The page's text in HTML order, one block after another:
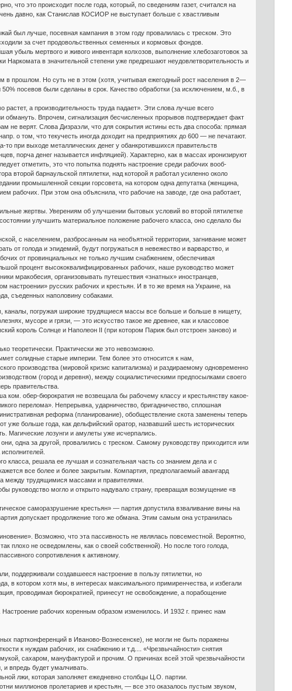
что это происходит после года, который, по сведениям газет, считался на
давно, как Станислав КОСИОР не выступает больше с хвастливым
был лучше, посевная кампания в этом году провалилась с треском. Это
за счет продовольственных семенных и кормовых фондов.
мертвого и живого инвентаря колхозов, выполнение хлебозаготовок за
в значительной степени уже предрешают неудовлетворительность и
в прошлом. Но суть не в этом (хотя, учитывая ежегодный рост населения в 2—
посевов были сделаны в срок. Качество обработки (за исключением, м.б., в
а производительность труда падает». Эти слова лучше всего
Впрочем, сигнализация бесчисленных прорывов подтверждает факт
не верят. Слова Дизраэли, что для сокрытия истины есть два способа: прямая
о том, что текучесть иногда доходит на предприятиях до 600 — не печатают.
при выходе металлических денег у обанкротившихся правительств
порча денег называется инфляцией). Характерно, как в массах иронизируют
отметить, это что попытка поднять настроение среди рабочих вооб-
второй барнаульской пятилетки, над которой я работал усиленно около
промышленной секции горсовета, на котором одна депутатка (женщина,
рабочих. При этом она объяснила, что рабочие на заводе, где она работает,
жертвы. Уверениям об улучшении бытовых условий во второй пятилетке
улучшить материальное положение рабочего класса, оно сделало бы
с населением, разбросанным на необъятной территории, загнивание может
от голода и эпидемий, будут погружаться в невежество и варварство, и
от провинциальных не только лучшим снабжением, обеспечивая
процент высококвалифицированных рабочих, наше руководство может
мракобесия, организовывать путешествия «знатных» иностранцев,
настроении» русских рабочих и крестьян. И в то же время на Украине, на
съеденных наполовину собаками.
каналы, погружая широкие трудящиеся массы все больше и больше в нищету,
мусоре и грязи, — это искусство такое же древнее, как и классовое
король Солнце и Наполеон II (при котором Париж был отстроен заново) и
теоретически. Практически же это невозможно.
солидные старые империи. Тем более это относится к нам,
производства (мировой кризис капитализма) и раздираемому одновременно
(город и деревня), между социалистическими предпосылками своего
правительства.
ком. обер-бюрократия не возвещала бы рабочему классу и крестьянству какое-
перелома». Непрерывка, ударничество, бригадничество, сплошная
реформа (планирование), обобществление скота заменены теперь
уже больше года, как дельфийский оратор, назвавший шесть исторических
Магические лозунги и амулеты уже исчерпались.
одна за другой, провалились с треском. Самому руководству приходится или
класса, решала ее лучшая и сознательная часть со знанием дела и с
все более и более закрытым. Компартия, предполагаемый авангард
между трудящимися массами и правителями.
руководство могло и открыто надувало страну, превращая возмущение «в
саморазрушение крестьян» — партия допустила взваливание вины на
допускает продолжение того же обмана. Этим самым она устранилась
Возможно, что эта пассивность не являлась повсеместной. Вероятно,
плохо не осведомлены, как о своей собственной). Но после того голода,
сопротивления к активному.
поддерживали создавшееся настроение в пользу пятилетки, но
в котором хотя мы, в интересах максимального примиренчества, и избегали
проводимая бюрократией, принесут не освобождение, а порабощение
Настроение рабочих коренным образом изменилось. И 1932 г. принес нам
партконференций в Иваново-Вознесенске), не могли не быть поражены
к нуждам рабочих, их снабжению и т.д.... «Чрезвычайности» снятия
сахаром, мануфактурой и прочим. О причинах всей этой чрезвычайности
и впредь будет умалчивать.
лжи, которая заполняет ежедневно столбцы Ц.О. партии.
миллионов пролетариев и крестьян, — все это оказалось пустым звуком,